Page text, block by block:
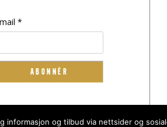
*
informasjon og tilbud via nettsider og